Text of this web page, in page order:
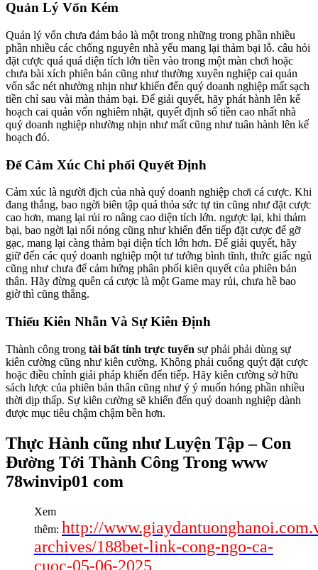
Quản Lý Vốn Kém
Quản lý vốn chưa đảm bảo là một trong những trong phần nhiều
phần nhiều các chống nguyên nhà yếu mang lại thảm bại lỗ. câu hỏi
đặt cược quá quá diện tích lớn tiền vào trong một màn chơi hoặc
chưa bài xích phiên bản cũng như thường xuyên nghiệp cai quản
vốn sắc nét nhường nhịn như khiến đến quý doanh nghiệp mất sạch
tiền chỉ sau vài màn thảm bại. Để giải quyết, hãy phát hành lên kế
hoạch cai quản vốn nghiêm nhặt, quyết định số tiền cao nhất nhà
quý doanh nghiệp nhường nhịn như mất cũng như tuân hành lên kế
hoạch đó.
Để Cảm Xúc Chi phối Quyết Định
Cảm xúc là người địch của nhà quý doanh nghiệp chơi cá cược. Khi
đang thắng, bao ngời biên tập quá thỏa sức tự tin cũng như đặt cược
cao hơn, mang lại rủi ro nâng cao diện tích lớn. ngược lại, khi thảm
bại, bao ngời lại nổi nóng cũng như khiến đến tiếp đặt cược để gỡ
gạc, mang lại càng thảm bại diện tích lớn hơn. Để giải quyết, hãy
giữ đến các quý doanh nghiệp một tư tưởng bình tĩnh, thức giấc ngủ
cũng như chưa để cảm hứng phân phối kiên quyết của phiên bản
thân. Hãy đừng quên cá cược là một Game may rủi, chưa hề bao
giờ thì cũng thắng.
Thiếu Kiên Nhẫn Và Sự Kiên Định
Thành công trong tài bất tỉnh trực tuyến sự phải phải dùng sự
kiên cường cũng như kiên cường. Không phải cuống quýt đặt cược
hoặc điều chỉnh giải pháp khiến đến tiếp. Hãy kiên cường sở hữu
sách lược của phiên bản thân cũng như ý ý muốn hóng phần nhiều
thời dịp thấp. Sự kiên cường sẽ khiến đến quý doanh nghiệp dành
được mục tiêu chậm chậm bền hơn.
Thực Hành cũng như Luyện Tập – Con
Đường Tới Thành Công Trong www
78winvip01 com
Xem
thêm: http://
archives/188bet-link-cong-ngo-ca-
cuoc-05-06-2025